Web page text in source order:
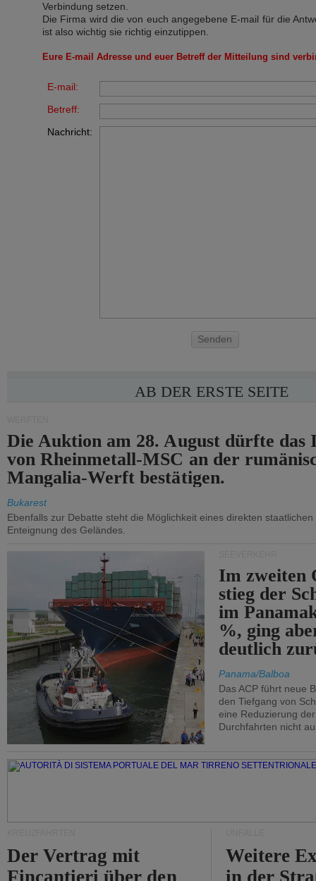
Verbindung setzen.
Die Firma wird die von euch angegebene E-mail für die
ist also wichtig sie richtig einzutippen.
Eure E-mail Adresse und euer Betreff der Mitteilung sind
E-mail:
Betreff:
Nachricht:
Senden
AB DER ERSTE SEITE
Die Auktion am 28. August dürfte das
von Rheinmetall-MSC an der
Mangalia-Werft bestätigen.
Bukarest
Ebenfalls zur Debatte steht die Möglichkeit eines direkten
Enteignung des Geländes.
Im zweiten
stieg der
im
%, ging
deutlich
Panama/Balboa
Das ACP führt neue
den Tiefgang von
eine Reduzierung
Durchfahrten nicht
Der Vertrag mit
Fincantieri über den
Weitere
in der